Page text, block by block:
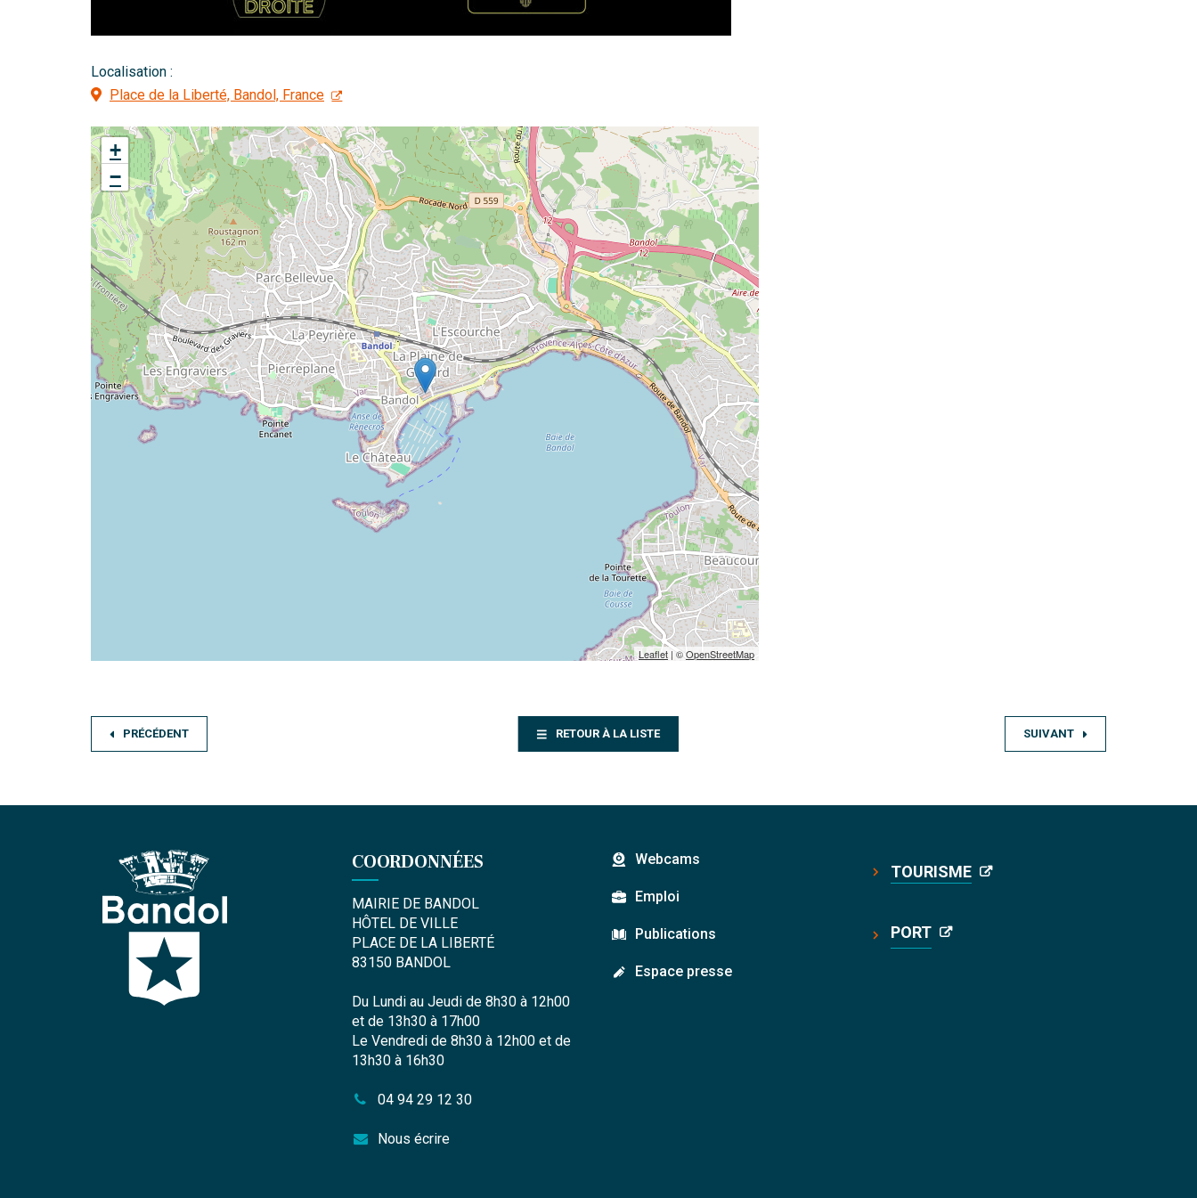
Localisation :
Place de la Liberté, Bandol, France
+
−
Leaflet | ©OpenStreetMap
PRÉCÉDENT RETOUR À LA LISTE SUIVANT
COORDONNÉES
MAIRIE DE BANDOL
HÔTEL DE VILLE
PLACE DE LA LIBERTÉ
83150 BANDOL
Du Lundi au Jeudi de 8h30 à 12h00
et de 13h30 à 17h00
Le Vendredi de 8h30 à 12h00 et de
13h30 à 16h30
04 94 29 12 30
Nous écrire
Webcams
Emploi
Publications
Espace presse
TOURISME
PORT